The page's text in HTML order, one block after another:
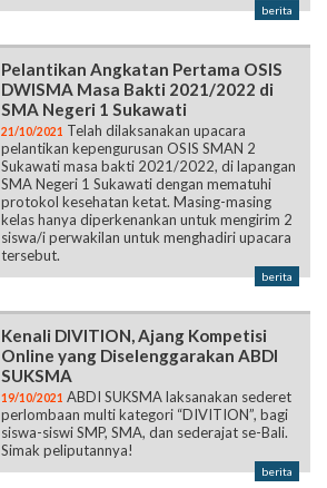
berita
Pelantikan Angkatan Pertama OSIS
DWISMA Masa Bakti 2021/2022 di
SMA Negeri 1 Sukawati
21/10/2021 Telah dilaksanakan upacara
pelantikan kepengurusan OSIS SMAN 2
Sukawati masa bakti 2021/2022, di lapangan
SMA Negeri 1 Sukawati dengan mematuhi
protokol kesehatan ketat. Masing-masing
kelas hanya diperkenankan untuk mengirim 2
siswa/i perwakilan untuk menghadiri upacara
tersebut.
berita
Kenali DIVITION, Ajang Kompetisi
Online yang Diselenggarakan ABDI
SUKSMA
19/10/2021 ABDI SUKSMA laksanakan sederet
perlombaan multi kategori “DIVITION”, bagi
siswa-siswi SMP, SMA, dan sederajat se-Bali.
Simak peliputannya!
berita